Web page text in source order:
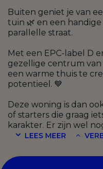
Buiten geniet je van
tuin 🌿 en een
parallelle straat.
Met een EPC-label D
gezellige centrum van
een warme thuis te
potentieel. 💙
Deze woning is dan
of starters die graag
karakter. Er zijn wel
LEES MEER